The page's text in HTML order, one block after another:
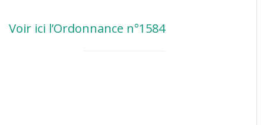
Voir ici l’Ordonnance n°1584